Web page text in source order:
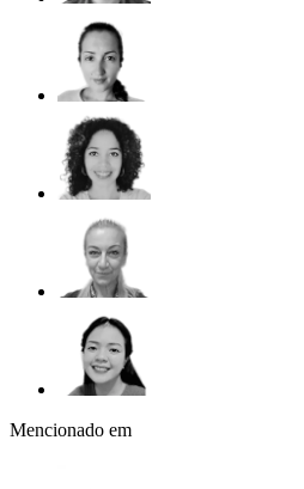
Mencionado em